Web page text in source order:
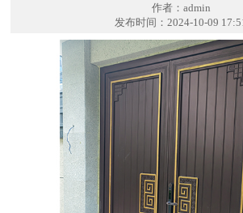
作者：admin
发布时间：2024-10-09